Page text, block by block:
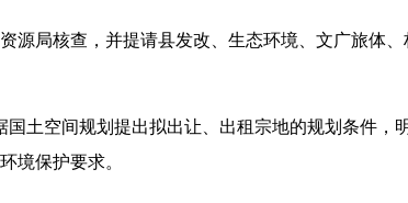
局核查，并提请县发改、生态环境、文广旅体
空间规划提出拟出让、出租宗地的规划条件，
境保护要求。